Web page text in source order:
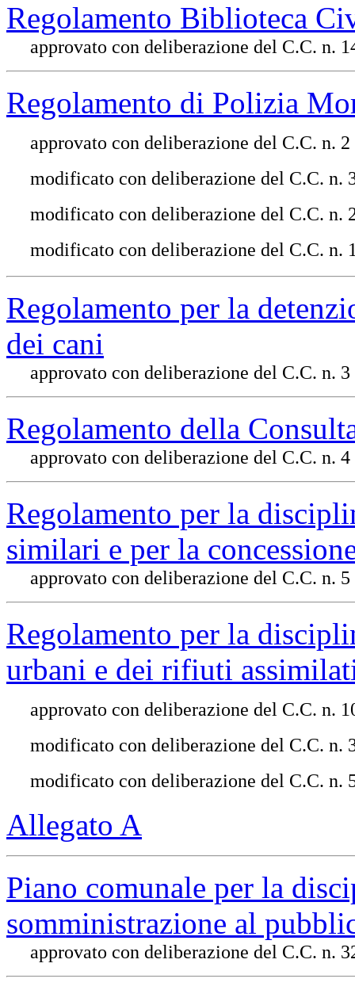
Regolamento Biblioteca
approvato con deliberazione del C.C. n.
Regolamento di Polizia
approvato con deliberazione del C.C. n.
modificato con deliberazione del C.C. n.
modificato con deliberazione del C.C. n.
modificato con deliberazione del C.C. n.
Regolamento per la
dei cani
approvato con deliberazione del C.C. n.
Regolamento della
approvato con deliberazione del C.C. n.
Regolamento per la
similari e per la
approvato con deliberazione del C.C. n.
Regolamento per la
urbani e dei rifiuti
approvato con deliberazione del C.C. n.
modificato con deliberazione del C.C. n.
modificato con deliberazione del C.C. n.
Allegato A
Piano comunale per la
somministrazione al
approvato con deliberazione del C.C. n.